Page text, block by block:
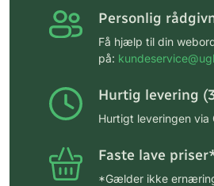
Personlig
Få hjælp til din
på:
Hurtig levering
Hurtigt leveringen via
Faste lave
*Gælder ikke